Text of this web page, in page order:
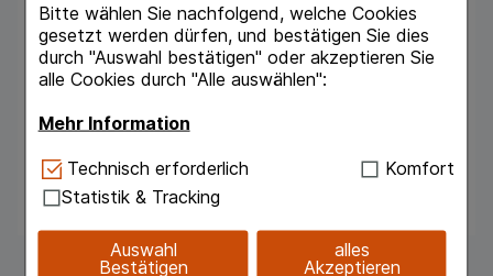
Bitte wählen Sie nachfolgend, welche Cookies
gesetzt werden dürfen, und bestätigen Sie dies
durch "Auswahl bestätigen" oder akzeptieren Sie
alle Cookies durch "Alle auswählen":
Mehr Information
Technisch Notwendig:Hierbei handelt es sich um
Cookies, die für die Grundfunktionen unserer
Website notwendig sind (z.B. Navigation,
Warenkorb, Kundenkonto), weshalb auf diese nicht
verzichtet werden kann.
Technisch erforderlich
Komfort
Statistik & Tracking
Auswahl
Bestätigen
alles
Akzeptieren
Inhaltsstoffe
calcium lactate, cetearyl alcohol,
hydrogenated coco-glyerides, lactic acid,
sowie von Duft- und Konservierungsstoffen.